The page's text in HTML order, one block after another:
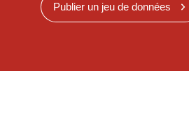
Publier un jeu de données